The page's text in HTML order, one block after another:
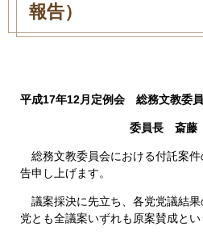
報告）
平成17年12月定例会 総務文教委員
委員長 斎
総務文教委員会における付託案
告申し上げます。
議案採決に先立ち、各党党議結
党とも全議案いずれも原案賛成とい